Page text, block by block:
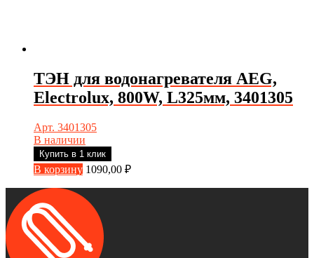
ТЭН для водонагревателя AEG,
Electrolux, 800W, L325мм, 3401305
Арт. 3401305
В наличии
Купить в 1 клик
В корзину 1090,00 ₽